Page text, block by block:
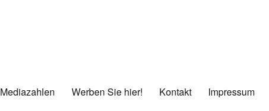
Mediazahlen Werben Sie hier! Kontakt Impressum